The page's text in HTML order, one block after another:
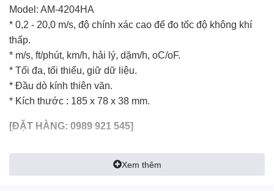
Model: AM-4204HA
* 0,2 - 20,0 m/s, độ chính xác cao để đo tốc độ không khí
thấp.
* m/s, ft/phút, km/h, hải lý, dặm/h, oC/oF.
* Tối đa, tối thiểu, giữ dữ liệu.
* Đầu dò kính thiên văn.
* Kích thước : 185 x 78 x 38 mm.
[ĐẶT HÀNG: 0989 921 545]
SIEUTHIDOLUONG.VN- CHUYÊN CUNG CẤP:
- Thiết bị đo lường chính hãng: FLUKE, Kyoritsu,
Xem thêm